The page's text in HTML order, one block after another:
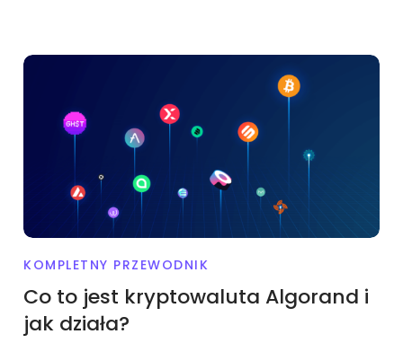
KOMPLETNY PRZEWODNIK
Co to jest kryptowaluta Algorand i
jak działa?